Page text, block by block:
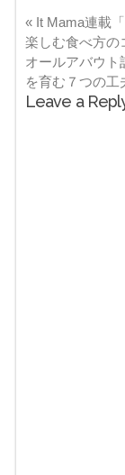
«It Mama連載
楽しむ食べ方の
オールアバウト
を育む７つの工
Leave a